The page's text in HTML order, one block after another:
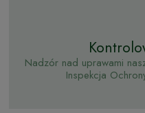
Nadzór nad uprawami
Inspekcja